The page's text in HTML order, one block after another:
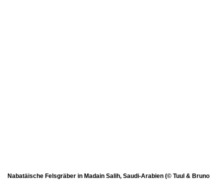
Nabatäische Felsgräber in Madain Salih, Saudi-Arabien (© Tuul & Bruno